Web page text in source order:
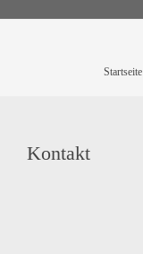
Startseite
Kontakt